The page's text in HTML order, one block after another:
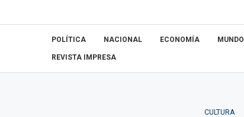
POLÍTICA NACIONAL ECONOMÍA MUNDO
REVISTA IMPRESA
CULTURA